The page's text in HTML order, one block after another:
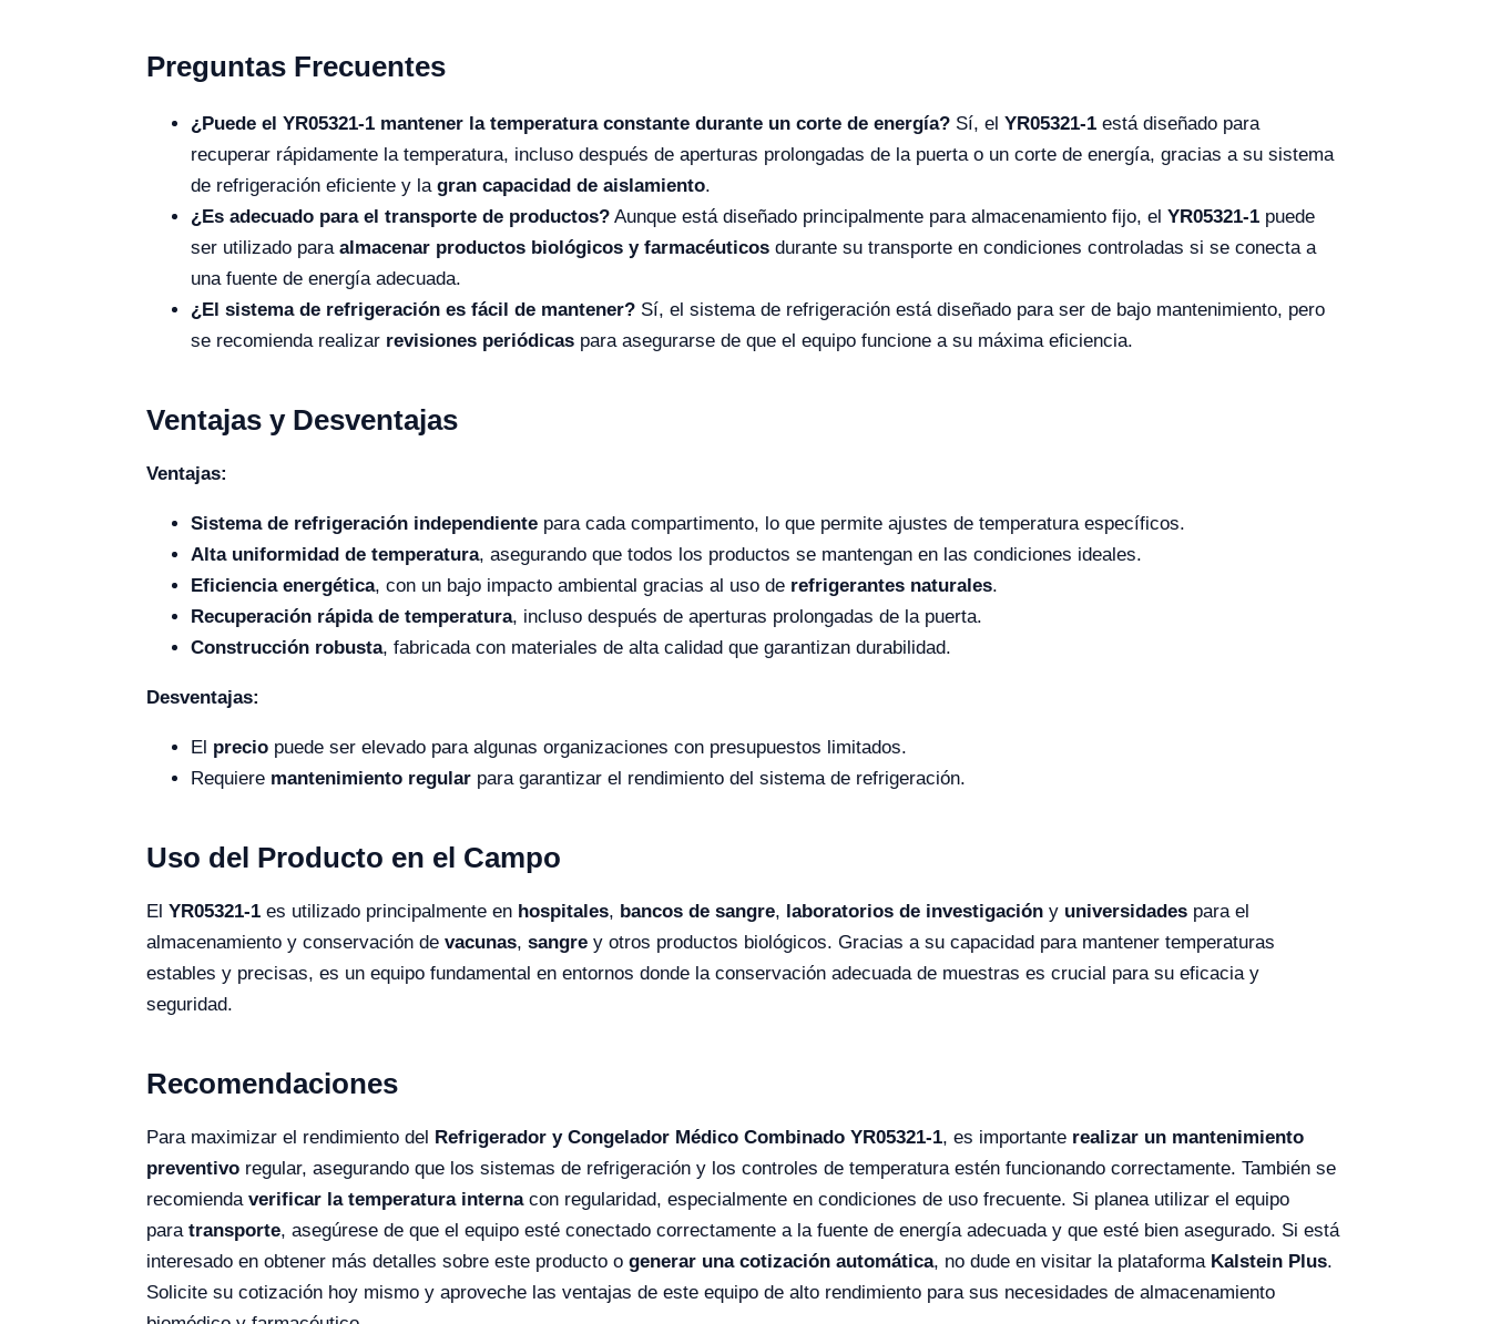
Preguntas Frecuentes
¿Puede el YR05321-1 mantener la temperatura constante durante un corte de energía? Sí, el YR05321-1 está diseñado para
recuperar rápidamente la temperatura, incluso después de aperturas prolongadas de la puerta o un corte de energía, gracias a su sistema
de refrigeración eficiente y la gran capacidad de aislamiento.
¿Es adecuado para el transporte de productos? Aunque está diseñado principalmente para almacenamiento fijo, el YR05321-1 puede
ser utilizado para almacenar productos biológicos y farmacéuticos durante su transporte en condiciones controladas si se conecta a
una fuente de energía adecuada.
¿El sistema de refrigeración es fácil de mantener? Sí, el sistema de refrigeración está diseñado para ser de bajo mantenimiento, pero
se recomienda realizar revisiones periódicas para asegurarse de que el equipo funcione a su máxima eficiencia.
Ventajas y Desventajas
Ventajas:
Sistema de refrigeración independiente para cada compartimento, lo que permite ajustes de temperatura específicos.
Alta uniformidad de temperatura, asegurando que todos los productos se mantengan en las condiciones ideales.
Eficiencia energética, con un bajo impacto ambiental gracias al uso de refrigerantes naturales.
Recuperación rápida de temperatura, incluso después de aperturas prolongadas de la puerta.
Construcción robusta, fabricada con materiales de alta calidad que garantizan durabilidad.
Desventajas:
El precio puede ser elevado para algunas organizaciones con presupuestos limitados.
Requiere mantenimiento regular para garantizar el rendimiento del sistema de refrigeración.
Uso del Producto en el Campo
El YR05321-1 es utilizado principalmente en hospitales, bancos de sangre, laboratorios de investigación y universidades para el
almacenamiento y conservación de vacunas, sangre y otros productos biológicos. Gracias a su capacidad para mantener temperaturas
estables y precisas, es un equipo fundamental en entornos donde la conservación adecuada de muestras es crucial para su eficacia y
seguridad.
Recomendaciones
Para maximizar el rendimiento del Refrigerador y Congelador Médico Combinado YR05321-1, es importante realizar un mantenimiento
preventivo regular, asegurando que los sistemas de refrigeración y los controles de temperatura estén funcionando correctamente. También se
recomienda verificar la temperatura internacon regularidad, especialmente en condiciones de uso frecuente. Si planea utilizar el equipo
para transporte, asegúrese de que el equipo esté conectado correctamente a la fuente de energía adecuada y que esté bien asegurado. Si está
interesado en obtener más detalles sobre este producto o generar una cotización automática, no dude en visitar la plataforma Kalstein Plus.
Solicite su cotización hoy mismo y aproveche las ventajas de este equipo de alto rendimiento para sus necesidades de almacenamiento